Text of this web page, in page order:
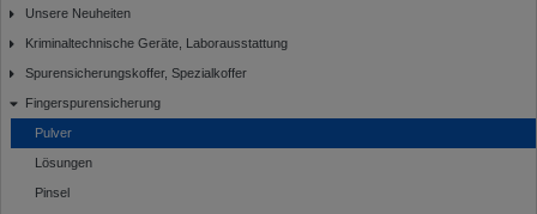
Unsere Neuheiten
Kriminaltechnische Geräte, Laborausstattung
Spurensicherungskoffer, Spezialkoffer
Fingerspurensicherung
Pulver
Lösungen
Pinsel